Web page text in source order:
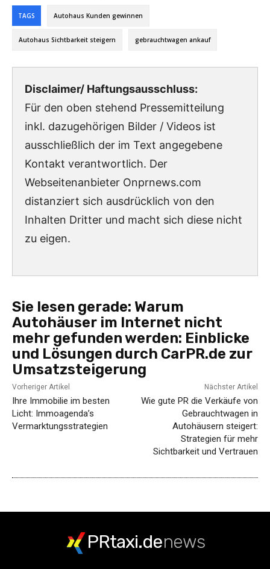
TAGS Autohaus Kunden gewinnen
Autohaus Sichtbarkeit steigern gebrauchtwagen ankauf
Disclaimer/ Haftungsausschluss:
Für den oben stehend Pressemitteilung
inkl. dazugehörigen Bilder / Videos ist
ausschließlich der im Text angegebene
Kontakt verantwortlich. Der
Webseitenanbieter Onprnews.com
distanziert sich ausdrücklich von den
Inhalten Dritter und macht sich diese nicht
zu eigen.
Sie lesen gerade: Warum
Autohäuser im Internet nicht
mehr gefunden werden: Einblicke
und Lösungen durch CarPR.de zur
Umsatzsteigerung
Vorheriger Artikel
Ihre Immobilie im besten
Licht: Immoagenda’s
Vermarktungsstrategien
Nächster Artikel
Wie gute PR die Verkäufe von
Gebrauchtwagen in
Autohäusern steigert:
Strategien für mehr
Sichtbarkeit und Vertrauen
PRtaxi.denews